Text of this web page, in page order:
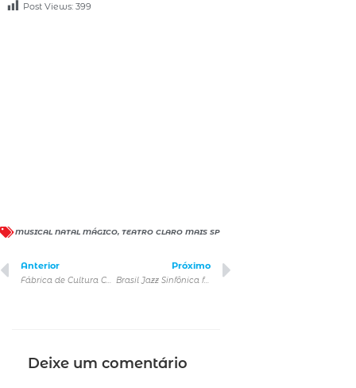
Post Views: 399
MUSICAL NATAL MÁGICO, TEATRO CLARO MAIS SP
Anterior Próximo
Brasil Jazz Sinfônica fará concertos a preços populares no Teatro Franco Zampari
Deixe um comentário